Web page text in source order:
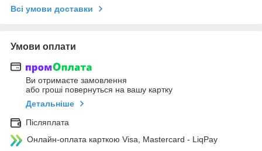
Всі умови доставки
Умови оплати
Ви отримаєте замовлення
або гроші повернуться на вашу картку
Детальніше
Післяплата
Онлайн-оплата карткою Visa, Mastercard - LiqPay